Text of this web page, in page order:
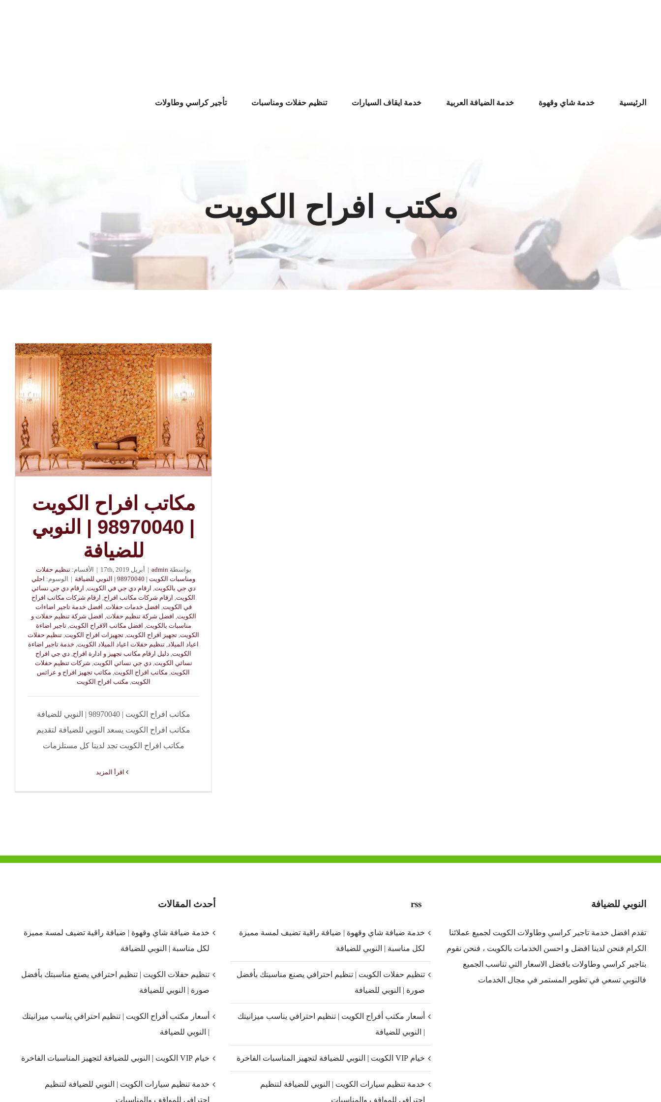
الرئيسية خدمة شاي وقهوة خدمة الضيافة العربية خدمة ايقاف السيارات تنظيم حفلات ومناسبات تأجير كراسي وطاولات
مكتب افراح الكويت
مكاتب افراح الكويت
| 98970040 | النوبي
للضيافة
بواسطةadmin
| أبريل 17th, 2019 | الأقسام:تنظيم حفلات
ومناسبات الكويت | 98970040 | النوبي للضيافة
| الوسوم: احلي
دي جي بالكويت, ارقام دي جي في الكويت, ارقام دي جي نسائي
الكويت, ارقام شركات مكاتب افراح, ارقام شركات مكاتب افراح
في الكويت, افضل خدمات حفلات, افضل خدمة تاجير اضاءات
الكويت, افضل شركة تنظيم حفلات, افضل شركة تنظيم حفلات و
مناسبات بالكويت, افضل مكاتب الافراح الكويت,تاجير اضاءة
الكويت, تجهيز افراح الكويت, تجهيزات افراح الكويت, تنظيم حفلات
اعياد الميلاد, تنظيم حفلات اعياد الميلاد الكويت, خدمة تاجير اضاءة
الكويت, دليل ارقام مكاتب تجهيز و ادارة افراح, دي جي افراح
نسائي الكويت, دي جي نسائي الكويت, شركات تنظيم حفلات
الكويت, مكاتب افراح الكويت, مكاتب تجهيز افراح و عرائس
الكويت, مكتب افراح الكويت
مكاتب افراح الكويت | 98970040 | النوبي للضيافة
مكاتب افراح الكويت يسعد النوبي للضيافة لتقديم
مكاتب افراح الكويت تجد لدينا كل مستلزمات
‫اقرأ المزيد
النوبي للضيافة
تقدم افضل خدمة تاجير كراسي وطاولات الكويت لجميع عملائنا
الكرام فنحن لدينا افضل و احسن الخدمات بالكويت ، فنحن نقوم
بتاجير كراسي وطاولات بافضل الاسعار التي تناسب الجميع
فالنوبي تسعي في تطوير المستمر في مجال الخدمات
rss
خدمة ضيافة شاي وقهوة | ضيافة راقية تضيف لمسة مميزة
لكل مناسبة | النوبي للضيافة
تنظيم حفلات الكويت | تنظيم احترافي يصنع مناسبتك بأفضل
صورة | النوبي للضيافة
أسعار مكتب أفراح الكويت | تنظيم احترافي يناسب ميزانيتك
| النوبي للضيافة
خيام VIP الكويت | النوبي للضيافة لتجهيز المناسبات الفاخرة
خدمة تنظيم سيارات الكويت | النوبي للضيافة لتنظيم
احترافي للمواقف والمناسبات
أحدث المقالات
خدمة ضيافة شاي وقهوة | ضيافة راقية تضيف لمسة مميزة
لكل مناسبة | النوبي للضيافة
تنظيم حفلات الكويت | تنظيم احترافي يصنع مناسبتك بأفضل
صورة | النوبي للضيافة
أسعار مكتب أفراح الكويت | تنظيم احترافي يناسب ميزانيتك
| النوبي للضيافة
خيام VIP الكويت | النوبي للضيافة لتجهيز المناسبات الفاخرة
خدمة تنظيم سيارات الكويت | النوبي للضيافة لتنظيم
احترافي للمواقف والمناسبات